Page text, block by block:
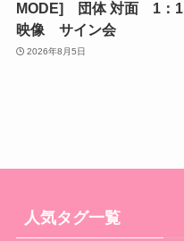
MODE] 団体 対面 1：1
映像 サイン会
2026年8月5日
人気タグ一覧